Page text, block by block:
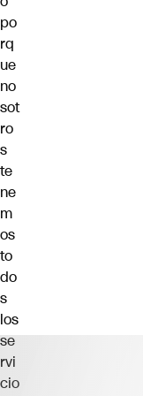
po
rq
ue
no
sot
ro
s
te
ne
m
os
to
do
s
los
se
rvi
cio